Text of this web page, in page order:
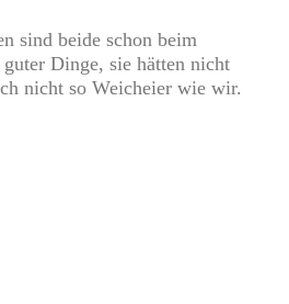
sind beide schon beim
Dinge, sie hätten nicht
nicht so Weicheier wie wir.